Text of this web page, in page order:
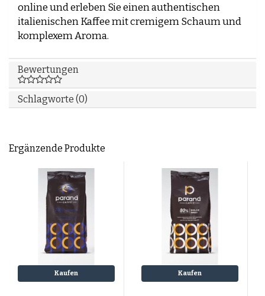
online und erleben Sie einen authentischen
italienischen Kaffee mit cremigem Schaum und
komplexem Aroma.
Bewertungen
Schlagworte (0)
Ergänzende Produkte
Kaufen Kaufen